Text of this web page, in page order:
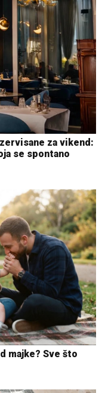
za vikend:
se spontano
majke? Sve što